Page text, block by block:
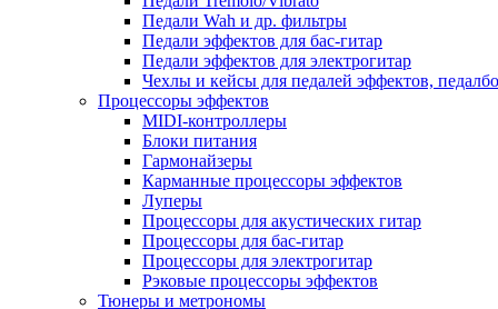
Педали Wah и др. фильтры
Педали эффектов для бас-гитар
Педали эффектов для электрогитар
Чехлы и кейсы для педалей эффектов,
Процессоры эффектов
MIDI-контроллеры
Блоки питания
Гармонайзеры
Карманные процессоры эффектов
Луперы
Процессоры для акустических гитар
Процессоры для бас-гитар
Процессоры для электрогитар
Рэковые процессоры эффектов
Тюнеры и метрономы